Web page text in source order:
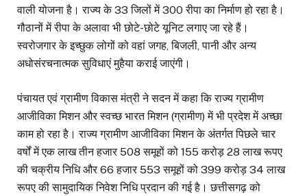
वाली योजना है। राज्य के 33 जिलों में 300 रीपा का निर्माण हो रहा है।
गौठानों में रीपा के अलावा भी छोटे-छोटे यूनिट लगाए जा रहे हैं।
स्वरोजगार के इच्छुक लोगों को वहां जगह, बिजली, पानी और अन्य
अधोसंरचनात्मक सुविधाएं मुहैया कराई जाएंगी।
पंचायत एवं ग्रामीण विकास मंत्री ने सदन में कहा कि राज्य ग्रामीण
आजीविका मिशन और स्वच्छ भारत मिशन (ग्रामीण) में भी प्रदेश में अच्छा
काम हो रहा है। राज्य ग्रामीण आजीविका मिशन के अंतर्गत पिछले चार
वर्षों में एक लाख तीन हजार 508 समूहों को 155 करोड़ 28 लाख रूपए
की चक्रीय निधि और 66 हजार 553 समूहों को 399 करोड़ 34 लाख
रूपए की सामुदायिक निवेश निधि प्रदान की गई है। छत्तीसगढ़ को